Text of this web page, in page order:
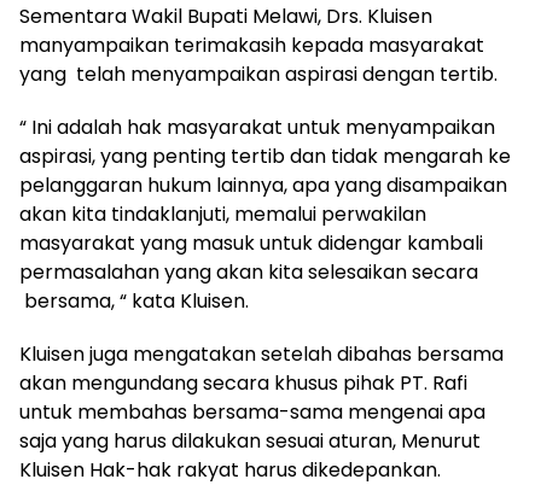
Sementara Wakil Bupati Melawi, Drs. Kluisen
manyampaikan terimakasih kepada masyarakat
yang telah menyampaikan aspirasi dengan tertib.
“ Ini adalah hak masyarakat untuk menyampaikan
aspirasi, yang penting tertib dan tidak mengarah ke
pelanggaran hukum lainnya, apa yang disampaikan
akan kita tindaklanjuti, memalui perwakilan
masyarakat yang masuk untuk didengar kambali
permasalahan yang akan kita selesaikan secara
bersama, “ kata Kluisen.
Kluisen juga mengatakan setelah dibahas bersama
akan mengundang secara khusus pihak PT. Rafi
untuk membahas bersama-sama mengenai apa
saja yang harus dilakukan sesuai aturan, Menurut
Kluisen Hak-hak rakyat harus dikedepankan.